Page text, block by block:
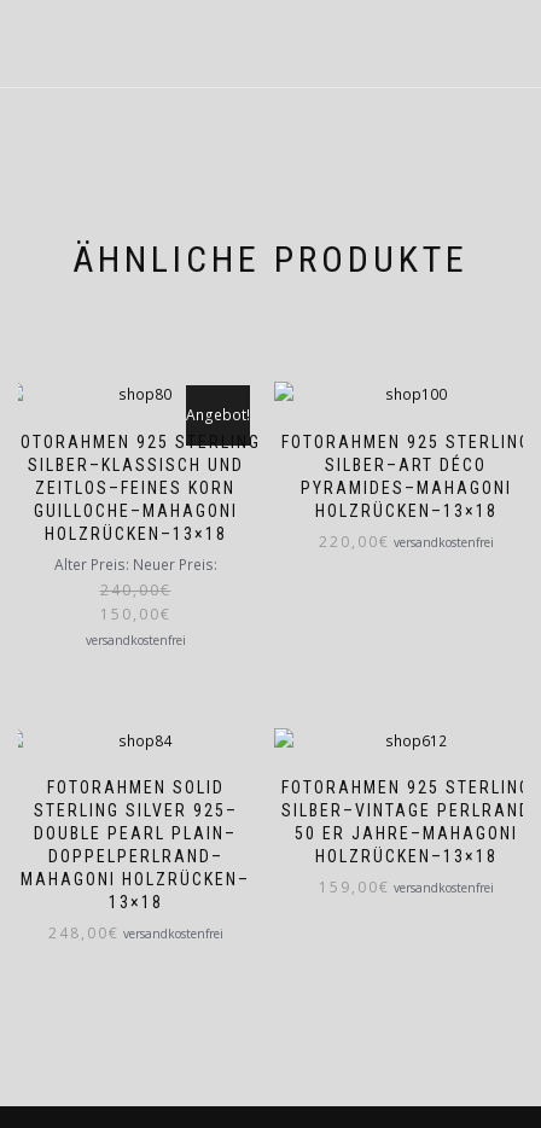
ÄHNLICHE PRODUKTE
FOTORAHMEN 925 STERLING
SILBER–KLASSISCH UND
ZEITLOS–FEINES KORN
GUILLOCHE–MAHAGONI
HOLZRÜCKEN–13×18
Angebot!
Alter Preis:
240,00€
Ursprünglicher
Preis
war:
240,00€
Neuer Preis:
150,00€
Aktueller
versandkostenfrei
FOTORAHMEN 925 STERLING
SILBER–ART DÉCO
PYRAMIDES–MAHAGONI
HOLZRÜCKEN–13×18
220,00€ versandkostenfrei
FOTORAHMEN SOLID
STERLING SILVER 925–
DOUBLE PEARL PLAIN–
DOPPELPERLRAND–
MAHAGONI HOLZRÜCKEN–
13×18
248,00€ versandkostenfrei
FOTORAHMEN 925 STERLING
SILBER–VINTAGE PERLRAND
50 ER JAHRE–MAHAGONI
HOLZRÜCKEN–13×18
159,00€ versandkostenfrei